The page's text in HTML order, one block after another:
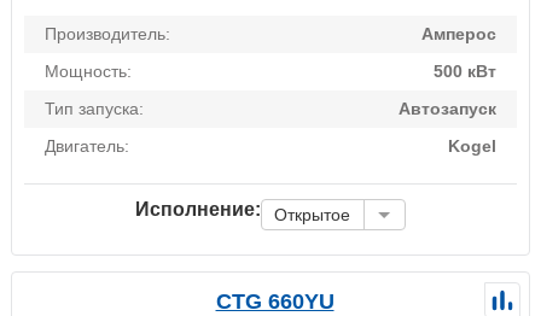
Производитель:
Амперос
Мощность:
500 кВт
Тип запуска:
Автозапуск
Двигатель:
Kogel
Исполнение: Открытое
CTG 660YU